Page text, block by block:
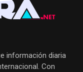
información diaria
Con